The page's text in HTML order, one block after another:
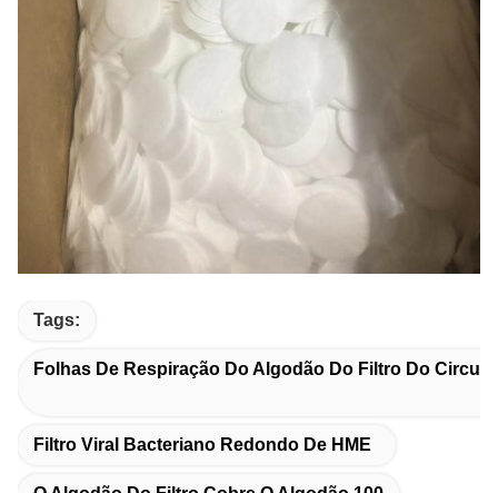
Tags:
Folhas De Respiração Do Algodão Do Filtro Do
Filtro Viral Bacteriano Redondo De HME